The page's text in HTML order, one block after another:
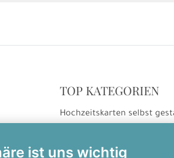
ist uns wichtig
TOP KATEGORIEN
Hochzeitskarten selbst